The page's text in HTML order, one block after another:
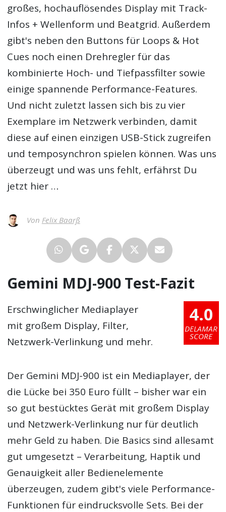
großes, hochauflösendes Display mit Track-
Infos + Wellenform und Beatgrid. Außerdem
gibt's neben den Buttons für Loops & Hot
Cues noch einen Drehregler für das
kombinierte Hoch- und Tiefpassfilter sowie
einige spannende Performance-Features.
Und nicht zuletzt lassen sich bis zu vier
Exemplare im Netzwerk verbinden, damit
diese auf einen einzigen USB-Stick zugreifen
und temposynchron spielen können. Was uns
überzeugt und was uns fehlt, erfährst Du
jetzt hier …
Von Felix Baarß
Gemini MDJ-900 Test-Fazit
4.0
DELAMAR
SCORE
Erschwinglicher Mediaplayer
mit großem Display, Filter,
Netzwerk-Verlinkung und mehr.
Der Gemini MDJ-900 ist ein Mediaplayer, der
die Lücke bei 350 Euro füllt – bisher war ein
so gut bestücktes Gerät mit großem Display
und Netzwerk-Verlinkung nur für deutlich
mehr Geld zu haben. Die Basics sind allesamt
gut umgesetzt – Verarbeitung, Haptik und
Genauigkeit aller Bedienelemente
überzeugen, zudem gibt's viele Performance-
Funktionen für eindrucksvolle Sets. Bei der